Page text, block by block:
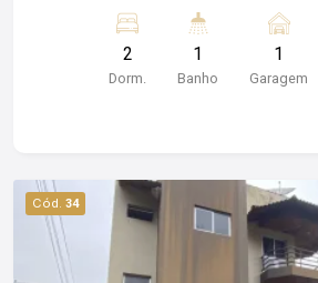
- Cozinha - 2 quartos - Banheiro
com elevador O condomínio oferece salões de
festas, playground para as
para quem busca praticidade e a
morar em um condomínio completo. Agende
visita com a Coliseu Imóveis e
pessoalmente tudo o que este
2
Dorm.
1
Banho
1
Garagem
Cód. 34